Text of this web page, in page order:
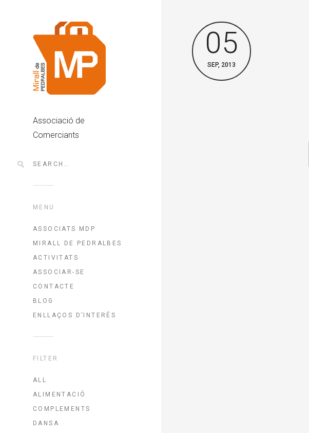
Associació de
Comerciants
MENU
ASSOCIATS MDP
MIRALL DE PEDRALBES
ACTIVITATS
ASSOCIAR-SE
CONTACTE
BLOG
ENLLAÇOS D’INTERÉS
FILTER
ALL
ALIMENTACIÓ
COMPLEMENTS
DANSA
05
SEP, 2013